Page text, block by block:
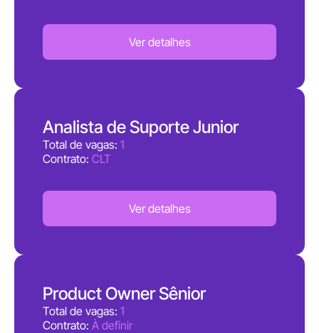
Ver detalhes
Analista de Suporte Junior
Total de vagas: 1
Contrato: CLT
Ver detalhes
Product Owner Sênior
Total de vagas: 1
Contrato: À definir